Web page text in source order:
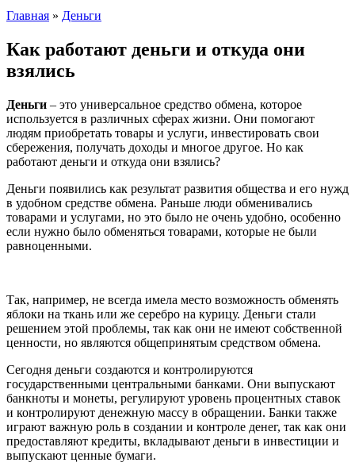
Главная » Деньги
Как работают деньги и откуда они
взялись
Деньги – это универсальное средство обмена, которое
используется в различных сферах жизни. Они помогают
людям приобретать товары и услуги, инвестировать свои
сбережения, получать доходы и многое другое. Но как
работают деньги и откуда они взялись?
Деньги появились как результат развития общества и его нужд
в удобном средстве обмена. Раньше люди обменивались
товарами и услугами, но это было не очень удобно, особенно
если нужно было обменяться товарами, которые не были
равноценными.
Так, например, не всегда имела место возможность обменять
яблоки на ткань или же серебро на курицу. Деньги стали
решением этой проблемы, так как они не имеют собственной
ценности, но являются общепринятым средством обмена.
Сегодня деньги создаются и контролируются
государственными центральными банками. Они выпускают
банкноты и монеты, регулируют уровень процентных ставок
и контролируют денежную массу в обращении. Банки также
играют важную роль в создании и контроле денег, так как они
предоставляют кредиты, вкладывают деньги в инвестиции и
выпускают ценные бумаги.